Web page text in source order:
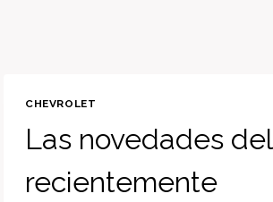
CHEVROLET
Las novedades del
recientemente